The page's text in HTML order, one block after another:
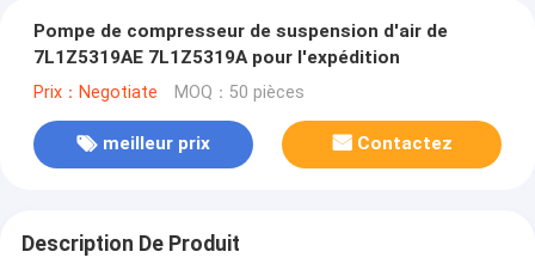
Pompe de compresseur de suspension d'air de
7L1Z5319AE 7L1Z5319A pour l'expédition
Prix：Negotiate MOQ：50 pièces
meilleur prix Contactez
Description De Produit